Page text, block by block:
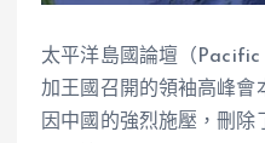
太平洋島國論壇（Pacific
加王國召開的領袖高峰會
因中國的強烈施壓，刪